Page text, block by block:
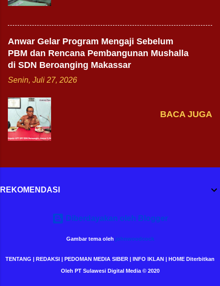
Anwar Gelar Program Mengaji Sebelum
PBM dan Rencana Pembangunan Mushalla
di SDN Beroanging Makassar
Senin, Juli 27, 2026
BACA JUGA
REKOMENDASI
Diberdayakan oleh Blogger
Gambar tema oleh johnwoodcock
TENTANG | REDAKSI | PEDOMAN MEDIA SIBER | INFO IKLAN | HOME Diterbitkan
Oleh PT Sulawesi Digital Media © 2020